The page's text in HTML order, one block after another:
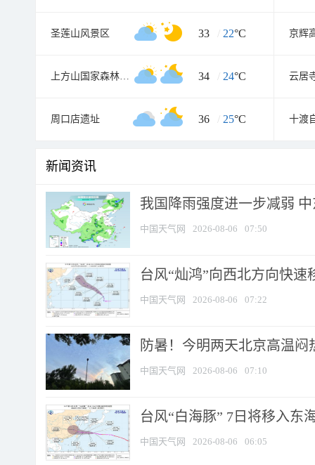
圣莲山风景区 33 / 22°C 京辉
上方山国家森林公园 34 / 24°C 云居
周口店遗址 36 / 25°C 十渡
新闻资讯
我国降雨强度进一步减弱
中国天气网 2026-08-06 07:50
台风“灿鸿”向西北方向快
中国天气网 2026-08-06 07:22
防暑！今明两天北京高温
中国天气网 2026-08-06 07:10
台风“白海豚” 7日将移入东
中国天气网 2026-08-06 06:05